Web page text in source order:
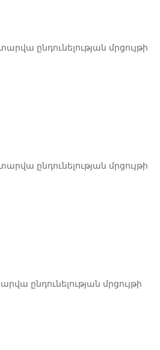
ընդունելության մրցույթի
ընդունելության մրցույթի
ընդունելության մրցույթի